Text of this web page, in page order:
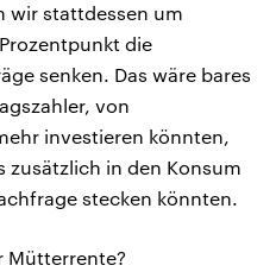
wir stattdessen um
die
senken. Das wäre bares
von
investieren könnten,
zusätzlich in den Konsum
stecken könnten.
Mütterrente?